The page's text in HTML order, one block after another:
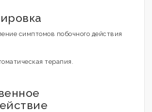
симптомов побочного действия
терапия.